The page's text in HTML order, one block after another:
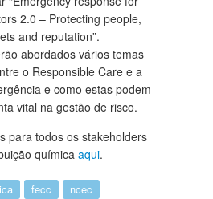
2.0 – Protecting people,
and reputation”.
abordados vários temas
o Responsible Care e a
e como estas podem
vital na gestão de risco.
para todos os stakeholders
química aqui.
fecc ncec